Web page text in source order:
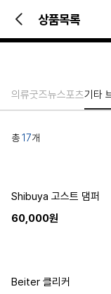
빠른 문의 및 소
오늘 하루 열지 않기
상품목록
의류굿즈뉴스포츠기타
총17개
Shibuya 고스트 댐퍼
60,000원
Beiter 클리커